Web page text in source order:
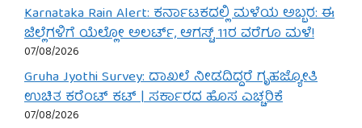
Karnataka Rain Alert: ಕರ್ನಾಟಕದಲ್ಲಿ ಮಳೆಯ ಅಬ್ಬರ: ಈ
ಜಿಲ್ಲೆಗಳಿಗೆ ಯೆಲ್ಲೋ ಅಲರ್ಟ್, ಆಗಸ್ಟ್ 11ರ ವರೆಗೂ ಮಳೆ!
07/08/2026
Gruha Jyothi Survey: ದಾಖಲೆ ನೀಡದಿದ್ದರೆ ಗೃಹಜ್ಯೋತಿ
ಉಚಿತ ಕರೆಂಟ್ ಕಟ್ | ಸರ್ಕಾರದ ಹೊಸ ಎಚ್ಚರಿಕೆ
07/08/2026